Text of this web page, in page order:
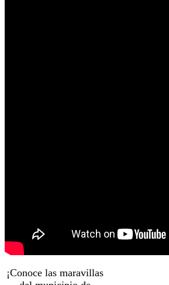
¡Conoce las maravillas